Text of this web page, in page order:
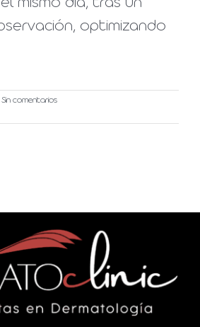
mismo día, tras un
optimizando
Sin comentarios